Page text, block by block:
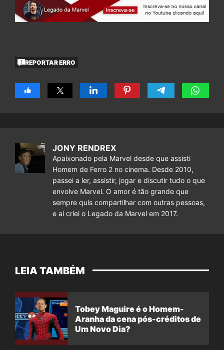
REPORTAR ERRO
JONY RENDREX
Apaixonado pela Marvel desde que assisti
Homem de Ferro 2 no cinema. Desde 2010,
passei a ler, assistir, jogar e discutir tudo o que
envolve Marvel. O amor é tão grande que
sempre quis compartilhar com outras pessoas,
e aí criei o Legado da Marvel em 2017.
LEIA TAMBÉM
Tobey Maguire é o Homem-
Aranha da cena pós-créditos de
Um Novo Dia?